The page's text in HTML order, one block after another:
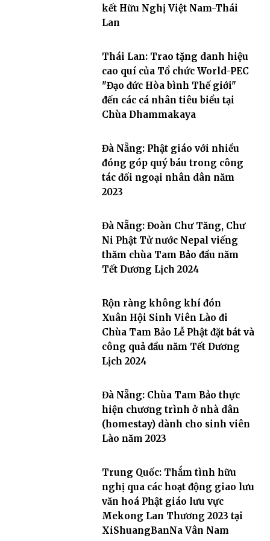
kết Hữu Nghị Việt Nam-Thái
Lan
Thái Lan: Trao tặng danh hiệu
cao quí của Tổ chức World-PEC
"Đạo đức Hòa bình Thế giới"
đến các cá nhân tiêu biểu tại
Chùa Dhammakaya
Đà Nẵng: Phật giáo với nhiều
đóng góp quý báu trong công
tác đối ngoại nhân dân năm
2023
Đà Nẵng: Đoàn Chư Tăng, Chư
Ni Phật Tử nước Nepal viếng
thăm chùa Tam Bảo đầu năm
Tết Dương Lịch 2024
Rộn ràng không khí đón
Xuân Hội Sinh Viên Lào đi
Chùa Tam Bảo Lễ Phật đặt bát và
công quả đầu năm Tết Dương
Lịch 2024
Đà Nẵng: Chùa Tam Bảo thực
hiện chương trình ở nhà dân
(homestay) dành cho sinh viên
Lào năm 2023
Trung Quốc: Thắm tình hữu
nghị qua các hoạt động giao lưu
văn hoá Phật giáo lưu vực
Mekong Lan Thương 2023 tại
XiShuangBanNa Vân Nam